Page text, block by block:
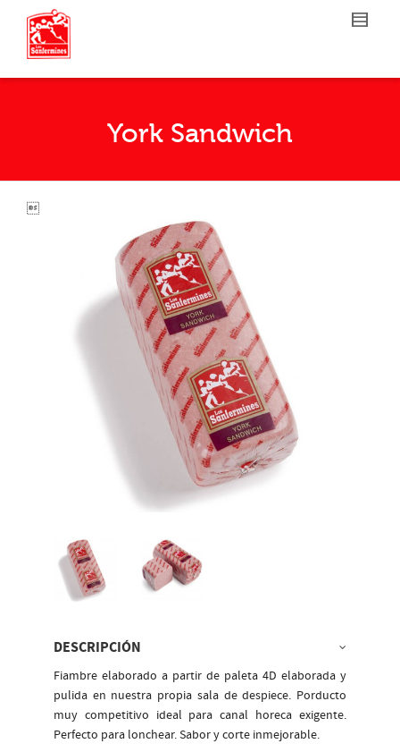
York Sandwich

DESCRIPCIÓN
Fiambre elaborado a partir de paleta 4D elaborada y
pulida en nuestra propia sala de despiece. Porducto
muy competitivo ideal para canal horeca exigente.
Perfecto para lonchear. Sabor y corte inmejorable.